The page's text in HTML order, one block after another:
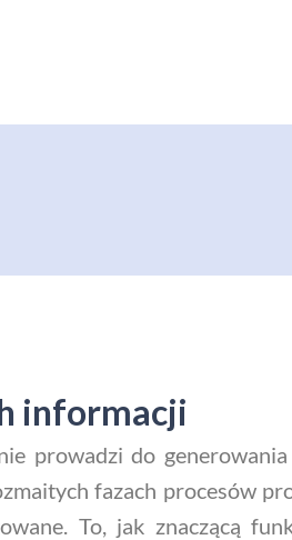
informacji
prowadzi do
fazach procesów
To, jak znaczącą